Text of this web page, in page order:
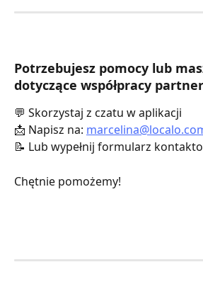
Potrzebujesz pomocy lub
dotyczące współpracy
💬 Skorzystaj z czatu w aplikacji
📩 Napisz na:
📝 Lub wypełnij formularz
Chętnie pomożemy!